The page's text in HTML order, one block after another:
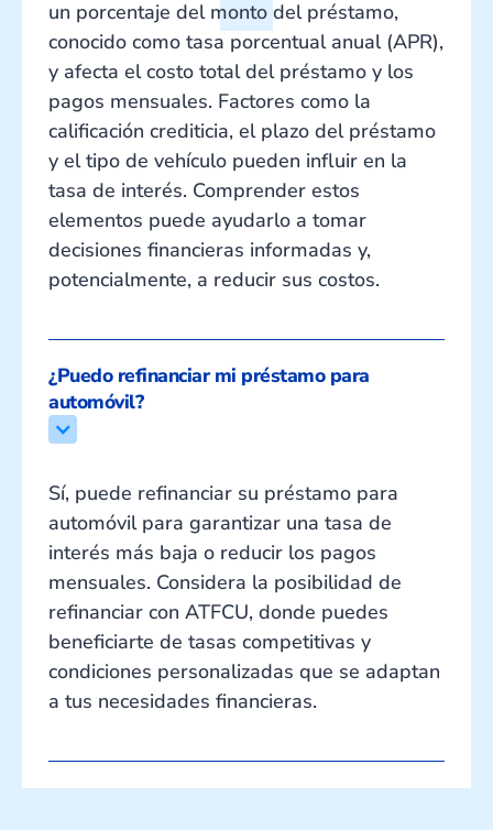
un porcentaje del monto del préstamo,
conocido como tasa porcentual anual (APR),
y afecta el costo total del préstamo y los
pagos mensuales. Factores como la
calificación crediticia, el plazo del préstamo
y el tipo de vehículo pueden influir en la
tasa de interés. Comprender estos
elementos puede ayudarlo a tomar
decisiones financieras informadas y,
potencialmente, a reducir sus costos.
¿Puedo refinanciar mi préstamo para
automóvil?
Sí, puede refinanciar su préstamo para
automóvil para garantizar una tasa de
interés más baja o reducir los pagos
mensuales. Considera la posibilidad de
refinanciar con ATFCU, donde puedes
beneficiarte de tasas competitivas y
condiciones personalizadas que se adaptan
a tus necesidades financieras.